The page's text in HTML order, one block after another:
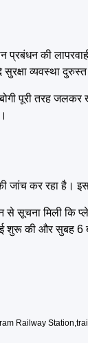
प्रबंधन की
व्यवस्था
पूरी तरह
जांच कर रहा है।
मिली कि
शुरू की और सुबह 6
Railway Station,